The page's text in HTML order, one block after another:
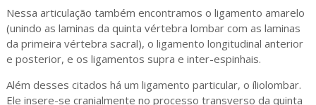
Nessa articulação também encontramos o ligamento amarelo
(unindo as laminas da quinta vértebra lombar com as laminas
da primeira vértebra sacral), o ligamento longitudinal anterior
e posterior, e os ligamentos supra e inter-espinhais.
Além desses citados há um ligamento particular, o íliolombar.
Ele insere-se cranialmente no processo transverso da quinta